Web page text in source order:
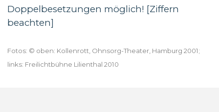
Doppelbesetzungen möglich! [Ziffern
beachten]
Fotos: © oben: Kollenrott, Ohnsorg-Theater, Hamburg 2001;
links: Freilichtbühne Lilienthal 2010